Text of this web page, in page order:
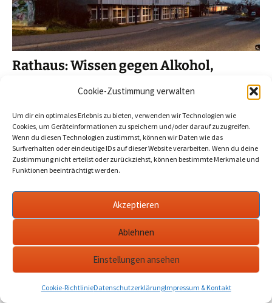
Cookie-Zustimmung verwalten
Um dir ein optimales Erlebnis zu bieten, verwenden wir Technologien wie
Cookies, um Geräteinformationen zu speichern und/oder darauf zuzugreifen.
Wenn du diesen Technologien zustimmst, können wir Daten wie das
Surfverhalten oder eindeutige IDs auf dieser Website verarbeiten. Wenn du deine
Zustimmung nicht erteilst oder zurückziehst, können bestimmte Merkmale und
Funktionen beeinträchtigt werden.
Akzeptieren
Ablehnen
Einstellungen ansehen
Cookie-RichtlinieDatenschutzerklärungImpressum & Kontakt
Rathaus: Wissen gegen Alkohol,
Präventionsprojekt in den 6. Klassen
2025-10-26 news,Werder Havel
drogen alkohol sucht
prävention ,havel,werder,zukunftshaushalt
Bei der Abstimmung über den Zukunftshaushalt 2024/25
stand bei 1800 Werderaner Schüler/innen auch ein Projekt
zur Drogen- und Alkoholaufklärung ganz oben auf der Liste.
Was dabei geschah, mehr dazu hier.…
Datenschutzerklärung werderanderhavel.de